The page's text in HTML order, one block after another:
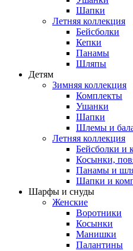
Шапки
Летняя коллекция
Бейсболки
Кепки
Панамы
Шляпы
Детям
Зимняя коллекция
Комплекты
Ушанки
Шапки
Шлемы и
Летняя коллекция
Бейсболки и
Косынки,
Панамы и
Шапки и
Шарфы и снуды
Женские
Воротники
Косынки
Манишки
Палантины